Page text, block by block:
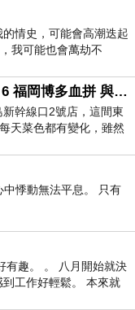
情史，可能會高潮迭起
我可能也會萬劫不
了花心的罪
【2026-6廣島】Day 6 福岡博多血拼 與機場接送少年司機深夜對談
幹線口2號店，這間東
天菜色都有變化，雖然
熱，但
悸動無法平息。 只有
趣。 。 八月開始就決
工作好輕鬆。 本來就